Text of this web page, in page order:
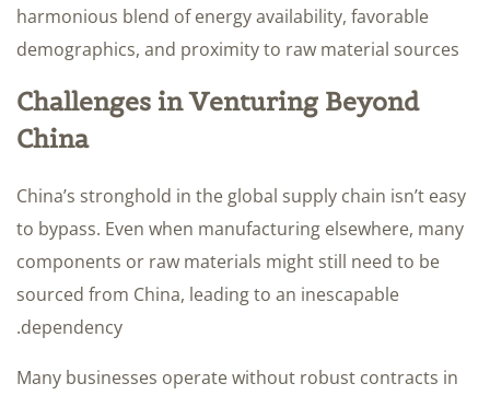
harmonious blend of energy availability, favorable
demographics, and proximity to raw material sources
Challenges in Venturing Beyond
China
China’s stronghold in the global supply chain isn’t easy
to bypass. Even when manufacturing elsewhere, many
components or raw materials might still need to be
sourced from China, leading to an inescapable
dependency.
Many businesses operate without robust contracts in